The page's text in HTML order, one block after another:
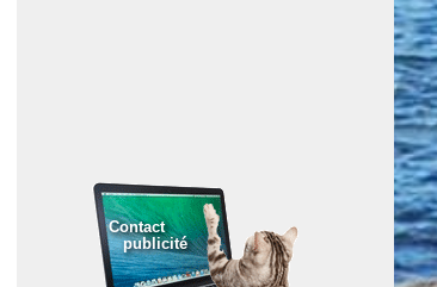
Contact
publicité